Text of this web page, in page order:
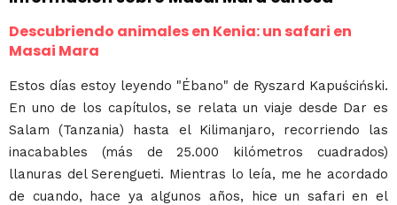
Descubriendo animales en Kenia: un safari en
Masai Mara
Estos días estoy leyendo "Ébano" de Ryszard Kapuściński.
En uno de los capítulos, se relata un viaje desde Dar es
Salam (Tanzania) hasta el Kilimanjaro, recorriendo las
inacabables (más de 25.000 kilómetros cuadrados)
llanuras del Serengueti. Mientras lo leía, me he acordado
de cuando, hace ya algunos años, hice un safari en el